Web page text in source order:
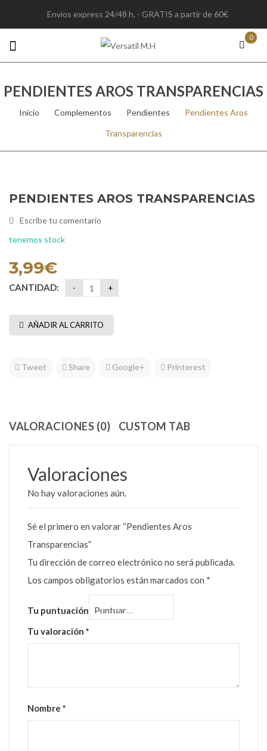
Envíos express 24/48 h. - GRATIS a partir de 60€
0
PENDIENTES AROS TRANSPARENCIAS
Inicio Complementos Pendientes Pendientes Aros
Transparencias
PENDIENTES AROS TRANSPARENCIAS
Escribe tu comentario
tenemos stock
3,99€
CANTIDAD:
AÑADIR AL CARRITO
Tweet Share Google+ Printerest
VALORACIONES (0) CUSTOM TAB
Valoraciones
No hay valoraciones aún.
Sé el primero en valorar “Pendientes Aros
Transparencias”
Tu dirección de correo electrónico no será publicada.
Los campos obligatorios están marcados con *
Tu puntuación
Tu valoración *
Nombre *